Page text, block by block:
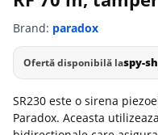
Brand: paradox
Ofertă disponibilă laspy-
SR230 este o sirena
Paradox. Aceasta